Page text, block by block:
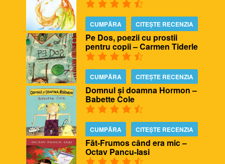
CUMPĂRA CITEȘTE RECENZIA
Pe Dos, poezii cu prostii
pentru copii – Carmen Tiderle
CUMPĂRA CITEȘTE RECENZIA
Domnul și doamna Hormon –
Babette Cole
CUMPĂRA CITEȘTE RECENZIA
Făt-Frumos când era mic –
Octav Pancu-Iasi